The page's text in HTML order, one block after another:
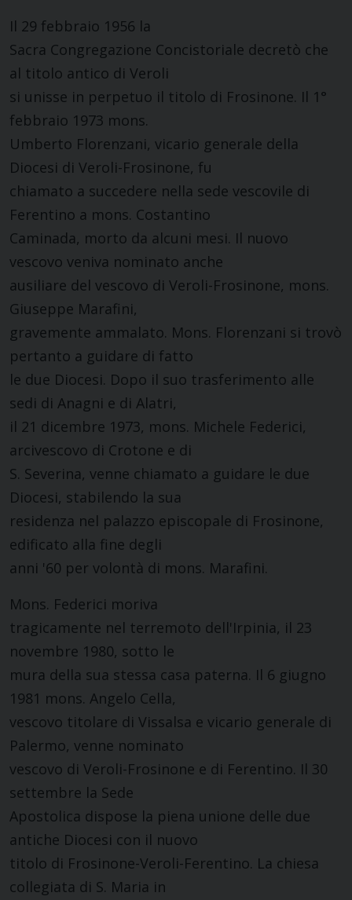
Il 29 febbraio 1956 la
Sacra Congregazione Concistoriale decretò che
al titolo antico di Veroli
si unisse in perpetuo il titolo di Frosinone. Il 1°
febbraio 1973 mons.
Umberto Florenzani, vicario generale della
Diocesi di Veroli-Frosinone, fu
chiamato a succedere nella sede vescovile di
Ferentino a mons. Costantino
Caminada, morto da alcuni mesi. Il nuovo
vescovo veniva nominato anche
ausiliare del vescovo di Veroli-Frosinone, mons.
Giuseppe Marafini,
gravemente ammalato. Mons. Florenzani si trovò
pertanto a guidare di fatto
le due Diocesi. Dopo il suo trasferimento alle
sedi di Anagni e di Alatri,
il 21 dicembre 1973, mons. Michele Federici,
arcivescovo di Crotone e di
S. Severina, venne chiamato a guidare le due
Diocesi, stabilendo la sua
residenza nel palazzo episcopale di Frosinone,
edificato alla fine degli
anni '60 per volontà di mons. Marafini.
Mons. Federici moriva
tragicamente nel terremoto dell'Irpinia, il 23
novembre 1980, sotto le
mura della sua stessa casa paterna. Il 6 giugno
1981 mons. Angelo Cella,
vescovo titolare di Vissalsa e vicario generale di
Palermo, venne nominato
vescovo di Veroli-Frosinone e di Ferentino. Il 30
settembre la Sede
Apostolica dispose la piena unione delle due
antiche Diocesi con il nuovo
titolo di Frosinone-Veroli-Ferentino. La chiesa
collegiata di S. Maria in